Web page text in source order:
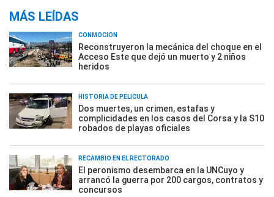
MÁS LEÍDAS
CONMOCIÓN
Reconstruyeron la mecánica del choque en el
Acceso Este que dejó un muerto y 2 niños
heridos
HISTORIA DE PELÍCULA
Dos muertes, un crimen, estafas y
complicidades en los casos del Corsa y la S10
robados de playas oficiales
RECAMBIO EN EL RECTORADO
El peronismo desembarca en la UNCuyo y
arrancó la guerra por 200 cargos, contratos y
concursos